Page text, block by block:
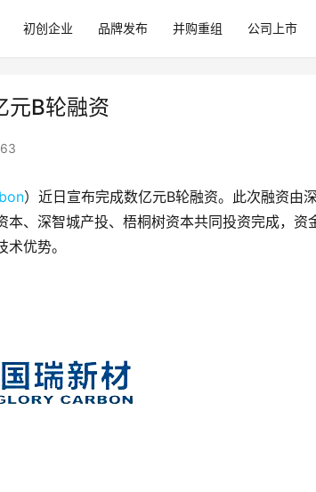
初创企业 品牌发布 并购重组 公司上市
元B轮融资
）近日宣布完成数亿元B轮融资。此次融资由
、深智城产投、梧桐树资本共同投资完成，资
优势。